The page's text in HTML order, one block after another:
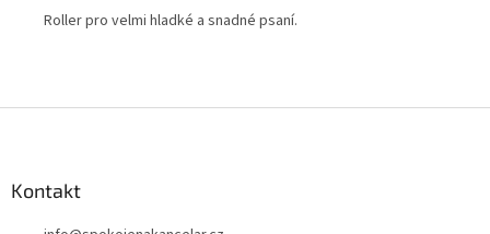
Roller pro velmi hladké a snadné psaní.
Kontakt